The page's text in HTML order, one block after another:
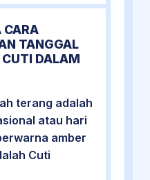
CARA
TANGGAL
DALAM
terang adalah
atau hari
amber
Cuti